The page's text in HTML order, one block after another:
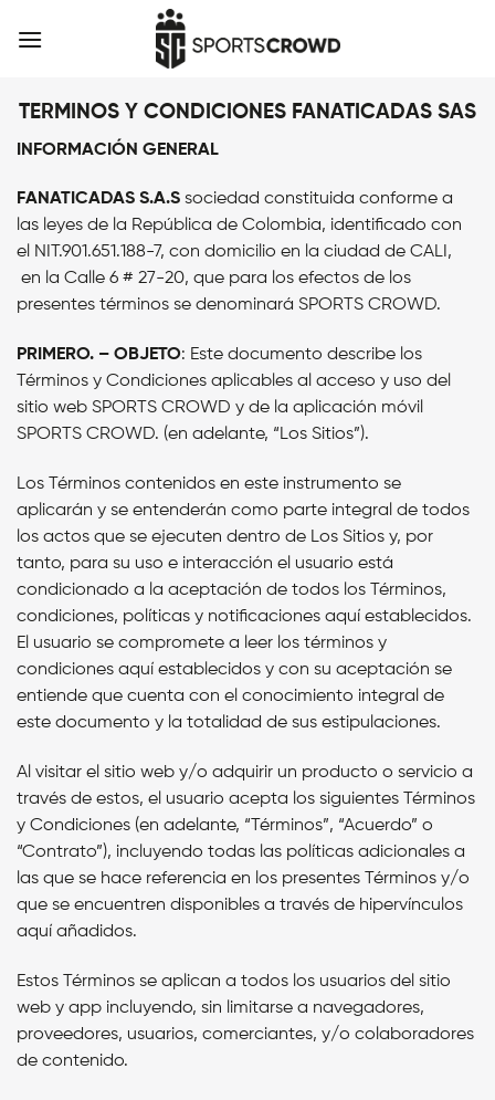
TERMINOS Y CONDICIONES FANATICADAS SAS
INFORMACIÓN GENERAL
FANATICADAS S.A.S sociedad constituida conforme a
las leyes de la República de Colombia, identificado con
el NIT.901.651.188-7, con domicilio en la ciudad de CALI,
en la Calle 6 # 27-20, que para los efectos de los
presentes términos se denominará SPORTS CROWD.
PRIMERO. – OBJETO: Este documento describe los
Términos y Condiciones aplicables al acceso y uso del
sitio web SPORTS CROWD y de la aplicación móvil
SPORTS CROWD. (en adelante, “Los Sitios”).
Los Términos contenidos en este instrumento se
aplicarán y se entenderán como parte integral de todos
los actos que se ejecuten dentro de Los Sitios y, por
tanto, para su uso e interacción el usuario está
condicionado a la aceptación de todos los Términos,
condiciones, políticas y notificaciones aquí establecidos.
El usuario se compromete a leer los términos y
condiciones aquí establecidos y con su aceptación se
entiende que cuenta con el conocimiento integral de
este documento y la totalidad de sus estipulaciones.
Al visitar el sitio web y/o adquirir un producto o servicio a
través de estos, el usuario acepta los siguientes Términos
y Condiciones (en adelante, “Términos”, “Acuerdo” o
“Contrato”), incluyendo todas las políticas adicionales a
las que se hace referencia en los presentes Términos y/o
que se encuentren disponibles a través de hipervínculos
aquí añadidos.
Estos Términos se aplican a todos los usuarios del sitio
web y app incluyendo, sin limitarse a navegadores,
proveedores, usuarios, comerciantes, y/o colaboradores
de contenido.